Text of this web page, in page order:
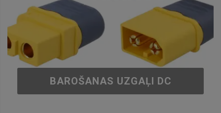
BAROŠANAS UZGAĻI DC